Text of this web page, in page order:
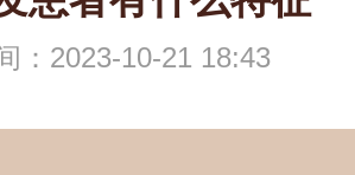
：2023-10-21 18:43